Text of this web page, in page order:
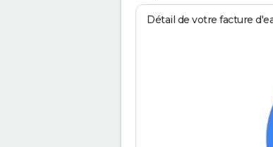
Détail de votre facture